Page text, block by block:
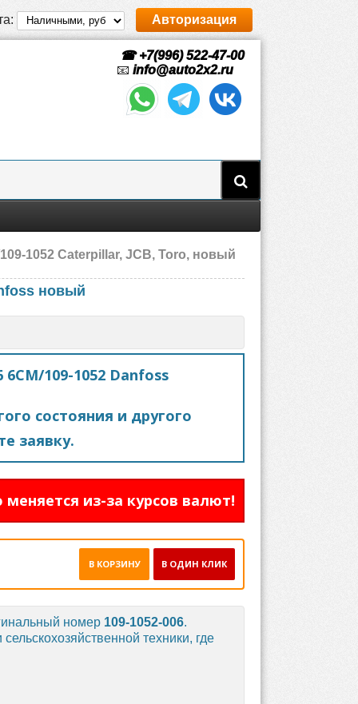
Авторизация
☎ +7(996) 522-47-00
📧 info@auto2x2.ru
1052 Caterpillar, JCB, Toro, новый
новый
109-1052 Danfoss
состояния и другого
заявку.
из-за курсов валют!
В ОДИН КЛИК
В КОРЗИНУ
номер 109-1052-006.
техники, где